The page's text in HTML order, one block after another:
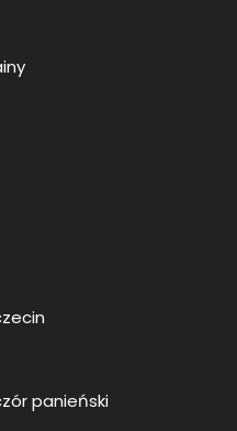
panieński